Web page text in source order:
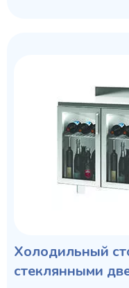
Холодильный
стеклянными